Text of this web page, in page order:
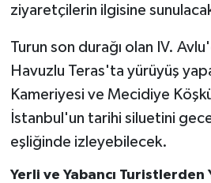
ziyaretçilerin ilgisine
Turun son durağı olan IV.
Havuzlu Teras'ta yürüyüş
Kameriyesi ve Mecidiye
İstanbul'un tarihi siluetini
eşliğinde izleyebilecek.
Yerli ve Yabancı Turistlerden